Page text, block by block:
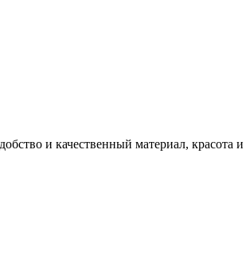
и качественный материал, красота